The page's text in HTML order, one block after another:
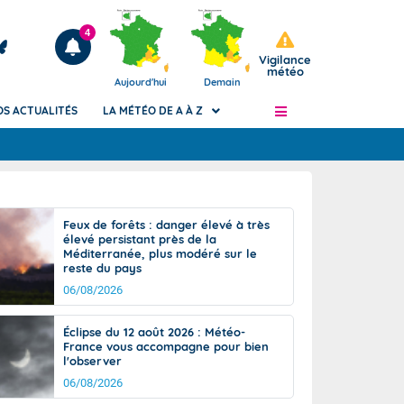
Articles
4
Aujourd'hui Demain
Vigilance
météo
de
Phénomènes dangereux de J+2 à J+7
Avertissement pluies intenses à l'échelle
des communes (Apic)
Bulletins Marine
d'avalanche
Météo des forêts
Vigicrues
ACTUALITÉS LA MÉTÉO DE A À Z
Feux de forêts : danger élevé à très
élevé persistant près de la
Méditerranée, plus modéré sur le
reste du pays
06/08/2026
Éclipse du 12 août 2026 : Météo-
France vous accompagne pour bien
l'observer
06/08/2026